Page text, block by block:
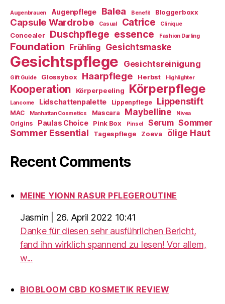
Augenbrauen Augenpflege Balea Benefit Bloggerboxx
Capsule Wardrobe Casual Catrice Clinique
Concealer Duschpflege essence Fashion Darling
Foundation Frühling Gesichtsmaske
Gesichtspflege Gesichtsreinigung
Gift Guide Glossybox Haarpflege Herbst Highlighter
Kooperation Körperpeeling Körperpflege
Lancome Lidschattenpalette Lippenpflege Lippenstift
MAC Manhattan Cosmetics Mascara Maybelline Nivea
Origins Paulas Choice Pink Box Pinsel Serum Sommer
Sommer Essential Tagespflege Zoeva ölige Haut
Recent Comments
MEINE YIONN RASUR PFLEGEROUTINE
Jasmin
26. April 2022 10:41
Danke für diesen sehr ausführlichen Bericht,
fand ihn wirklich spannend zu lesen! Vor allem,
w...
BIOBLOOM CBD KOSMETIK REVIEW